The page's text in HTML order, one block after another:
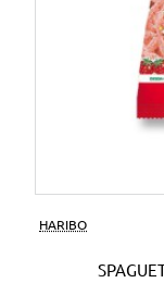
HARIBO